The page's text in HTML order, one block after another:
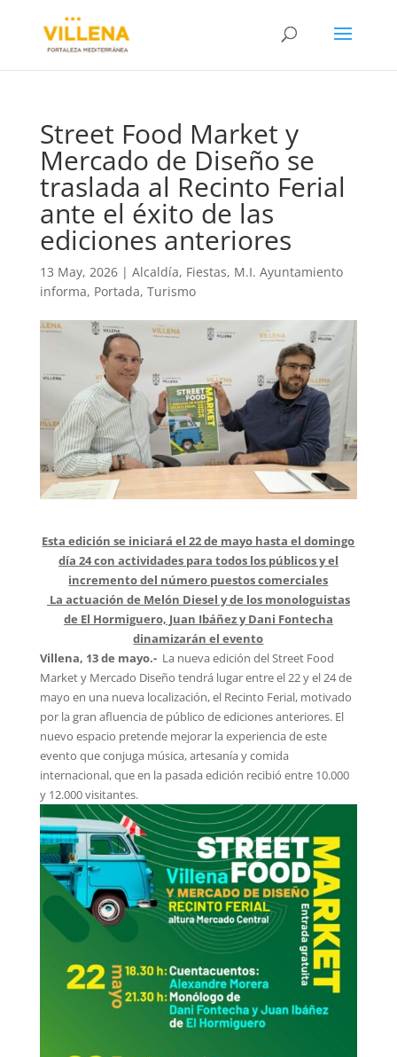
Street Food Market y
Mercado de Diseño se
traslada al Recinto Ferial
ante el éxito de las
ediciones anteriores
13 May, 2026| Alcaldía, Fiestas, M.I. Ayuntamiento
informa, Portada, Turismo
Esta edición se iniciará el 22 de mayo hasta el domingo
día 24 con actividades para todos los públicos y el
incremento del número puestos comerciales
La actuación de Melón Diesel y de los monologuistas
de El Hormiguero, Juan Ibáñez y Dani Fontecha
dinamizarán el evento
Villena, 13 de mayo.- La nueva edición del Street Food
Market y Mercado Diseño tendrá lugar entre el 22 y el 24 de
mayo en una nueva localización, el Recinto Ferial, motivado
por la gran afluencia de público de ediciones anteriores. El
nuevo espacio pretende mejorar la experiencia de este
evento que conjuga música, artesanía y comida
internacional, que en la pasada edición recibió entre 10.000
y 12.000 visitantes.